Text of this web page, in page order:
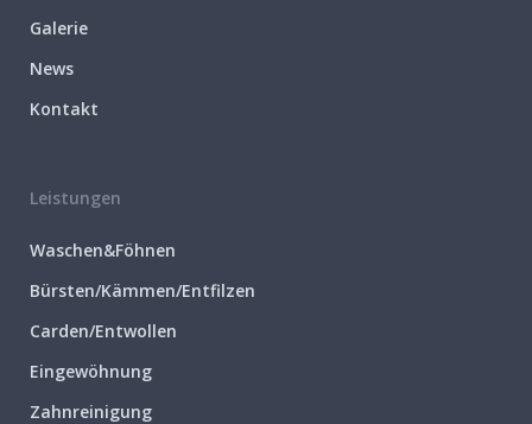
Galerie
News
Kontakt
Leistungen
Waschen&Föhnen
Bürsten/Kämmen/Entfilzen
Carden/Entwollen
Eingewöhnung
Zahnreinigung